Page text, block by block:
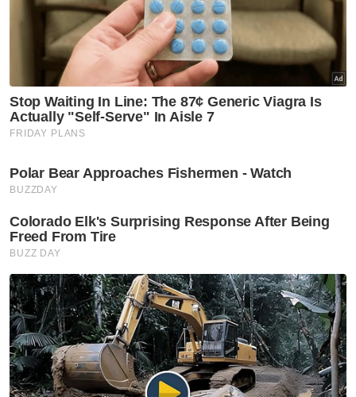
pelbagai topik antaranya tingkah laku Ahli
Dewan Negara dan Dewan Rakyat semasa
persidangan, keperluan merangka dasar
kukuh perpaduan negara, isu karenah
birokrasi, hutang negara serta kestabilan
politik.
Jom sertai saluran WhatsApp Sinar Harian:
https://whatsapp.com/channel/
Berita Telus & Tulus menerusi E-Mel setiap
hari!